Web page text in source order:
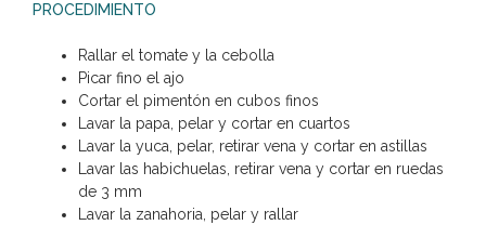
PROCEDIMIENTO
Rallar el tomate y la cebolla
Picar fino el ajo
Cortar el pimentón en cubos finos
Lavar la papa, pelar y cortar en cuartos
Lavar la yuca, pelar, retirar vena y cortar en astillas
Lavar las habichuelas, retirar vena y cortar en ruedas
de 3 mm
Lavar la zanahoria, pelar y rallar